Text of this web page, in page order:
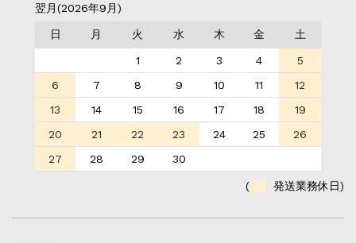
翌月(2026年9月)
日 月 火 水 木 金 土
1 2 3 4
5
6
7 8 9 10 11
12
13
14 15 16 17 18
19
20
21 22 23 24 25
26
27
28 29 30
( 発送業務休日)